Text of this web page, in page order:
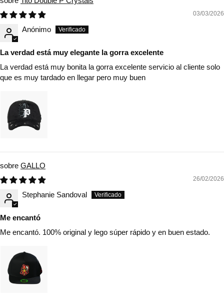
03/03/2026
Anónimo
La verdad está muy elegante la gorra excelente
La verdad está muy bonita la gorra excelente servicio al cliente solo
que es muy tardado en llegar pero muy buen
GALLO
26/02/2026
Stephanie Sandoval
Me encantó
Me encantó. 100% original y lego súper rápido y en buen estado.